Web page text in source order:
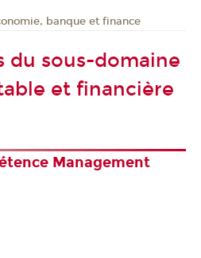
banque et finance
du sous-domaine
et financière
Management